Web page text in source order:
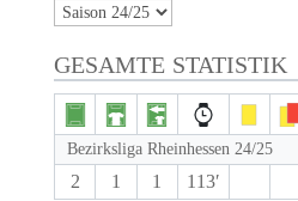
GESAMTE STATISTIK
Bezirksliga Rheinhessen 24/25
2 1 1 113′